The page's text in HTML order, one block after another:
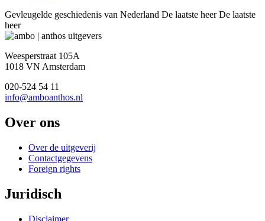
Gevleugelde geschiedenis van Nederland De laatste heer De laatste
heer
Weesperstraat 105A
1018 VN Amsterdam
020-524 54 11
info@amboanthos.nl
Over ons
Over de uitgeverij
Contactgegevens
Foreign rights
Juridisch
Disclaimer